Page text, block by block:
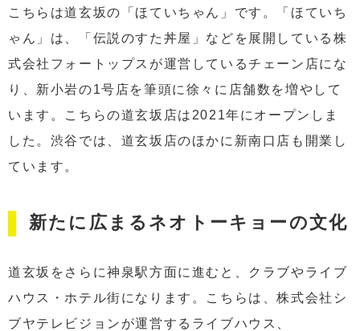
こちらは道玄坂の「ほていちゃん」です。「ほていち
ゃん」は、「伝説のすた丼屋」などを展開している株
式会社フォートップスが運営しているチェーン店にな
り、新小岩の1号店を筆頭に徐々に店舗数を増やして
います。こちらの道玄坂店は2021年にオープンしま
した。渋谷では、道玄坂店のほかに新南口店も開業し
ています。
新たに広まるネオトーキョーの文化
道玄坂をさらに神泉駅方面に進むと、クラブやライブ
ハウス・ホテル街になります。こちらは、株式会社シ
ブヤテレビジョンが運営するライブハウス、